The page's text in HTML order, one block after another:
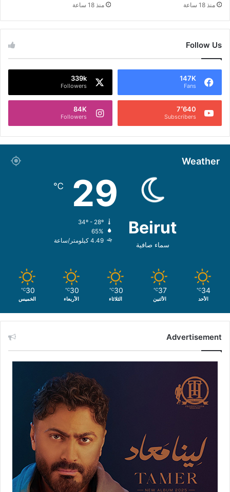
منذ 18 ساعة منذ 18 ساعة
Follow Us
147K
Fans
339k
Followers
7٬640
Subscribers
84K
Followers
Weather
Beirut
سماء صافية
29
℃
65%
4.49 كيلومتر/ساعة
34
℃
الأحد
37
℃
الأثنين
30
℃
الثلاثاء
30
℃
الأربعاء
30
℃
الخميس
Advertisement